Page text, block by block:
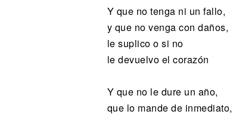
Y que no tenga ni un fallo,
y que no venga con daños,
le suplico o si no
le devuelvo el corazón
Y que no le dure un año,
que lo mande de inmediato,